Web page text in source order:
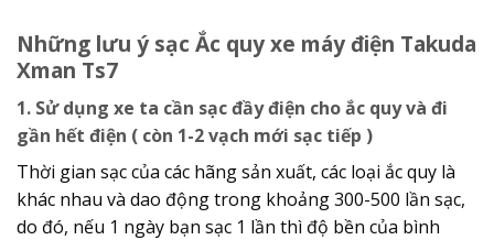
Những lưu ý sạc Ắc quy xe máy điện Takuda
Xman Ts7
1. Sử dụng xe ta cần sạc đầy điện cho ắc quy và đi
gần hết điện ( còn 1-2 vạch mới sạc tiếp )
Thời gian sạc của các hãng sản xuất, các loại ắc quy là
khác nhau và dao động trong khoảng 300-500 lần sạc,
do đó, nếu 1 ngày bạn sạc 1 lần thì độ bền của bình